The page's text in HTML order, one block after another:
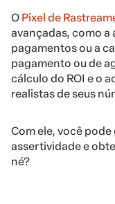
O Pixel de
avançadas, como a
pagamentos ou a
pagamento ou de
cálculo do ROI e o
realistas de seus
Com ele, você
assertividade e
né?